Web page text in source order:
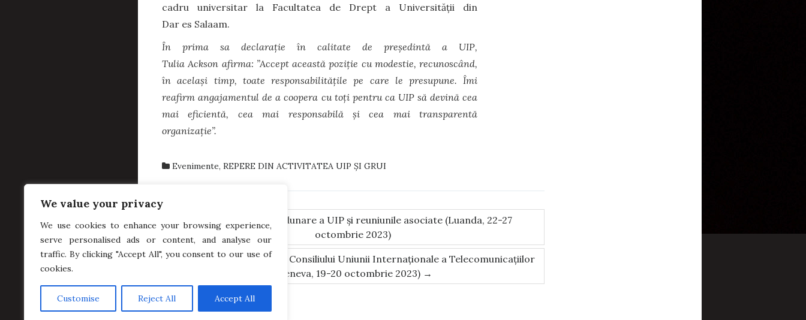
We value your privacy
We use cookies to enhance your browsing experience,
serve personalised ads or content, and analyse our
traffic. By clicking "Accept All", you consent to our use of
cookies.
Customise Reject All Accept All
cadru universitar la Facultatea de Drept a Universității din
Dar es Salaam.
În prima sa declarație în calitate de președintă a UIP,
Tulia Ackson afirma: ”Accept această poziție cu modestie, recunoscând,
în același timp, toate responsabilitățile pe care le presupune. Îmi
reafirm angajamentul de a coopera cu toți pentru ca UIP să devină cea
mai eficientă, cea mai responsabilă și cea mai transparentă
organizație”.
Evenimente, REPERE DIN ACTIVITATEA UIP ȘI GRUI
Post
navigation
Cea de-a 147-a Adunare a UIP și reuniunile asociate (Luanda, 22-27
octombrie 2023)
Sesiunea extraordinară a Consiliului Uniunii Internaționale a Telecomunicațiilor
(Geneva, 19-20 octombrie 2023) →